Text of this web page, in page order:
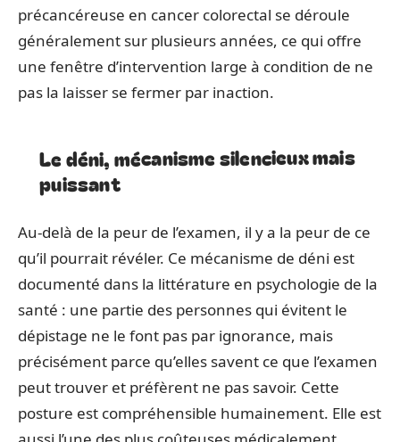
précancéreuse en cancer colorectal se déroule
généralement sur plusieurs années, ce qui offre
une fenêtre d’intervention large à condition de ne
pas la laisser se fermer par inaction.
Le déni, mécanisme silencieux mais
puissant
Au-delà de la peur de l’examen, il y a la peur de ce
qu’il pourrait révéler. Ce mécanisme de déni est
documenté dans la littérature en psychologie de la
santé : une partie des personnes qui évitent le
dépistage ne le font pas par ignorance, mais
précisément parce qu’elles savent ce que l’examen
peut trouver et préfèrent ne pas savoir. Cette
posture est compréhensible humainement. Elle est